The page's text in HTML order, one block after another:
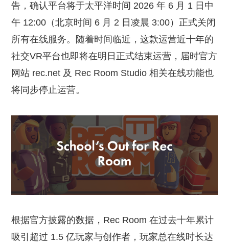
告，确认平台将于太平洋时间 2026 年 6 月 1 日中
午 12:00（北京时间 6 月 2 日凌晨 3:00）正式关闭
所有在线服务。随着时间临近，这款运营近十年的
社交VR平台也即将在明日正式结束运营，届时官方
网站 rec.net 及 Rec Room Studio 相关在线功能也
将同步停止运营。
根据官方披露的数据，Rec Room 在过去十年累计
吸引超过 1.5 亿玩家与创作者，玩家总在线时长达